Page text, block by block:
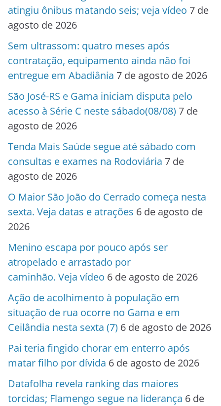
atingiu ônibus matando seis; veja vídeo 7 de
agosto de 2026
Sem ultrassom: quatro meses após
contratação, equipamento ainda não foi
entregue em Abadiânia 7 de agosto de 2026
São José-RS e Gama iniciam disputa pelo
acesso à Série C neste sábado(08/08) 7 de
agosto de 2026
Tenda Mais Saúde segue até sábado com
consultas e exames na Rodoviária 7 de
agosto de 2026
O Maior São João do Cerrado começa nesta
sexta. Veja datas e atrações 6 de agosto de
2026
Menino escapa por pouco após ser
atropelado e arrastado por
caminhão. Veja vídeo 6 de agosto de 2026
Ação de acolhimento à população em
situação de rua ocorre no Gama e em
Ceilândia nesta sexta (7) 6 de agosto de 2026
Pai teria fingido chorar em enterro após
matar filho por dívida 6 de agosto de 2026
Datafolha revela ranking das maiores
torcidas; Flamengo segue na liderança 6 de